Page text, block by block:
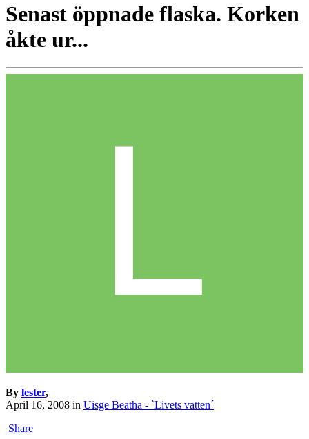
Senast öppnade flaska. Korken
åkte ur...
By lester,
April 16, 2008 in Uisge Beatha - `Livets vatten´
Share